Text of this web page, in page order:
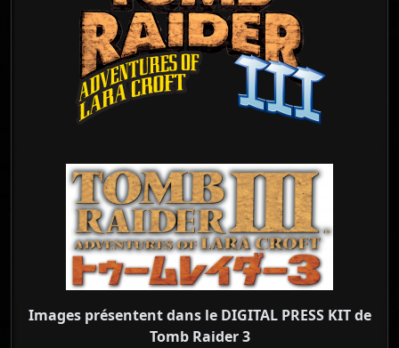
Images présentent dans le DIGITAL PRESS KIT de
Tomb Raider 3